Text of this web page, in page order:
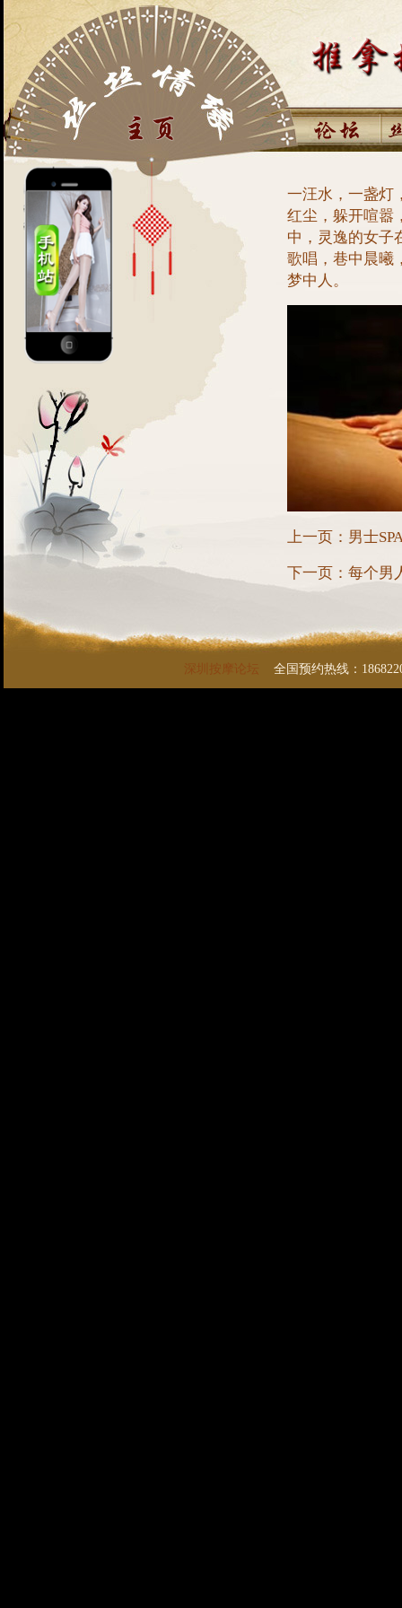
一汪水，一盏灯
红尘，躲开喧嚣
中，灵逸的女子
歌唱，巷中晨曦
梦中人。
上一页： 男士
下一页： 每个男
深圳按摩论坛 全国预约热线：